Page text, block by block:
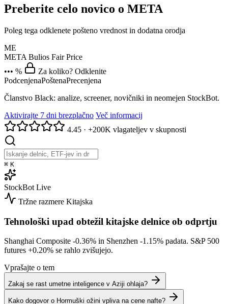
Preberite celo novico o META
Poleg tega odklenete pošteno vrednost in dodatna orodja
ME
META Bulios Fair Price
••• %
Za koliko? Odklenite
PodcenjenaPoštenaPrecenjena
Članstvo Black: analize, screener, novičniki in neomejen StockBot.
Aktivirajte 7 dni brezplačno Več informacij
4.45 · +200K vlagateljev v skupnosti
⌘ K
StockBot Live
Tržne razmere Kitajska
Tehnološki upad obtežil kitajske delnice ob odprtju
Shanghai Composite -0.36% in Shenzhen -1.15% padata. S&P 500
futures +0.20% se rahlo zvišujejo.
Vprašajte o tem
Zakaj se rast umetne inteligence v Aziji ohlaja?
Kako dogovor o Hormuški ožini vpliva na cene nafte?